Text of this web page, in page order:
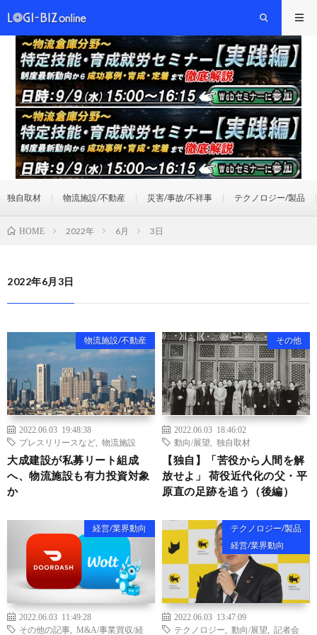
独自取材 物流施設/不動産 災害/事故/不祥事 テクノロジー/製品
HOME 2022年 6月 3日
2022年6月3日
物流施設/不動産
2022.06.03 19:48:38
プレスリリースなど
物流施設
大成建設が私募リート組成
へ、物流施設も有力投資対象
か
その他
2022.06.03 18:46:02
動向/展望
独自取材
【独自】「苦役から人間を解
放せよ」 荷役近代化の父・平
原直の足跡を追う（後編）
経営/業界動向
2022.06.03 11:49:28
その他の記事
M&A/事業買収/経
テクノロジー/製品
経営/業界動向
2022.06.03 13:47:09
テクノロジー
動向/展望
記者会